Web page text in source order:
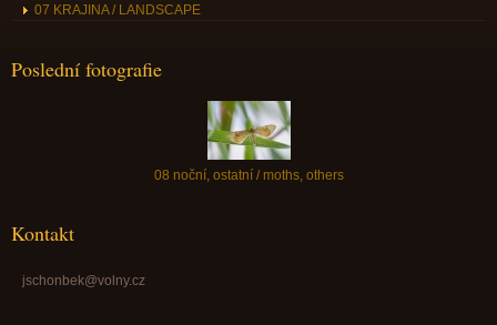
07 KRAJINA / LANDSCAPE
Poslední fotografie
08 noční, ostatní / moths, others
Kontakt
jschonbek@volny.cz